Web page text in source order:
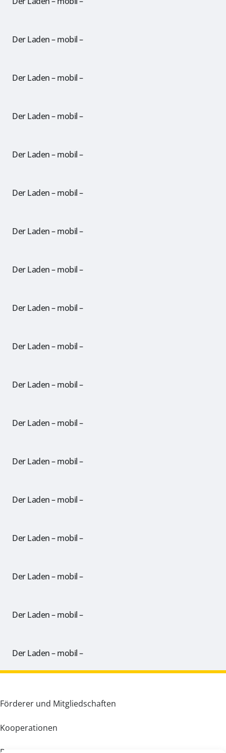
Der Laden – mobil –
Der Laden – mobil –
Der Laden – mobil –
Der Laden – mobil –
Der Laden – mobil –
Der Laden – mobil –
Der Laden – mobil –
Der Laden – mobil –
Der Laden – mobil –
Der Laden – mobil –
Der Laden – mobil –
Der Laden – mobil –
Der Laden – mobil –
Der Laden – mobil –
Der Laden – mobil –
Der Laden – mobil –
Der Laden – mobil –
Förderer und Mitgliedschaften
Kooperationen